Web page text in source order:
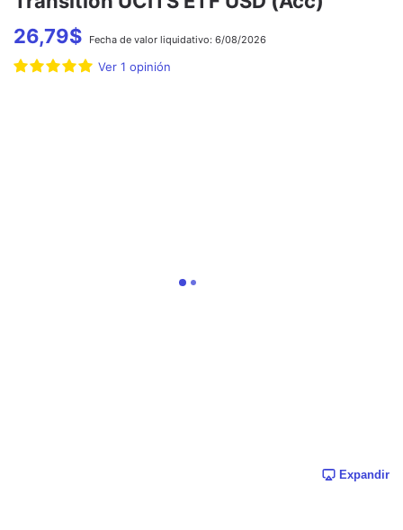
26,79$ Fecha de valor liquidativo: 6/08/2026
Ver 1 opinión
Expandir